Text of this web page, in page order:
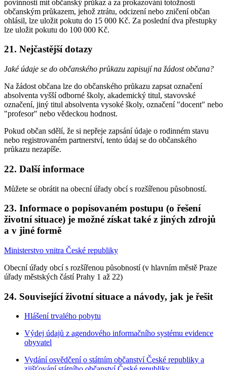
povinnosti mít občanský průkaz a za prokazování totožnosti
občanským průkazem, jehož ztrátu, odcizení nebo zničení občan
ohlásil, lze uložit pokutu do 15 000 Kč. Za poslední dva přestupky
lze uložit pokutu do 100 000 Kč.
21. Nejčastější dotazy
Jaké údaje se do občanského průkazu zapisují na žádost občana?
Na žádost občana lze do občanského průkazu zapsat označení
absolventa vyšší odborné školy, akademický titul, stavovské
označení, jiný titul absolventa vysoké školy, označení "docent" nebo
"profesor" nebo vědeckou hodnost.
Pokud občan sdělí, že si nepřeje zapsání údaje o rodinném stavu
nebo registrovaném partnerství, tento údaj se do občanského
průkazu nezapíše.
22. Další informace
Můžete se obrátit na obecní úřady obcí s rozšířenou působností.
23. Informace o popisovaném postupu (o řešení
životní situace) je možné získat také z jiných zdrojů
a v jiné formě
Ministerstvo vnitra České republiky
Obecní úřady obcí s rozšířenou působností (v hlavním městě Praze
úřady městských částí Prahy 1 až 22)
24. Související životní situace a návody, jak je řešit
Hlášení trvalého pobytu
Výdej údajů z agendového informačního systému evidence
obyvatel
Vydání osvědčení o státním občanství České republiky a